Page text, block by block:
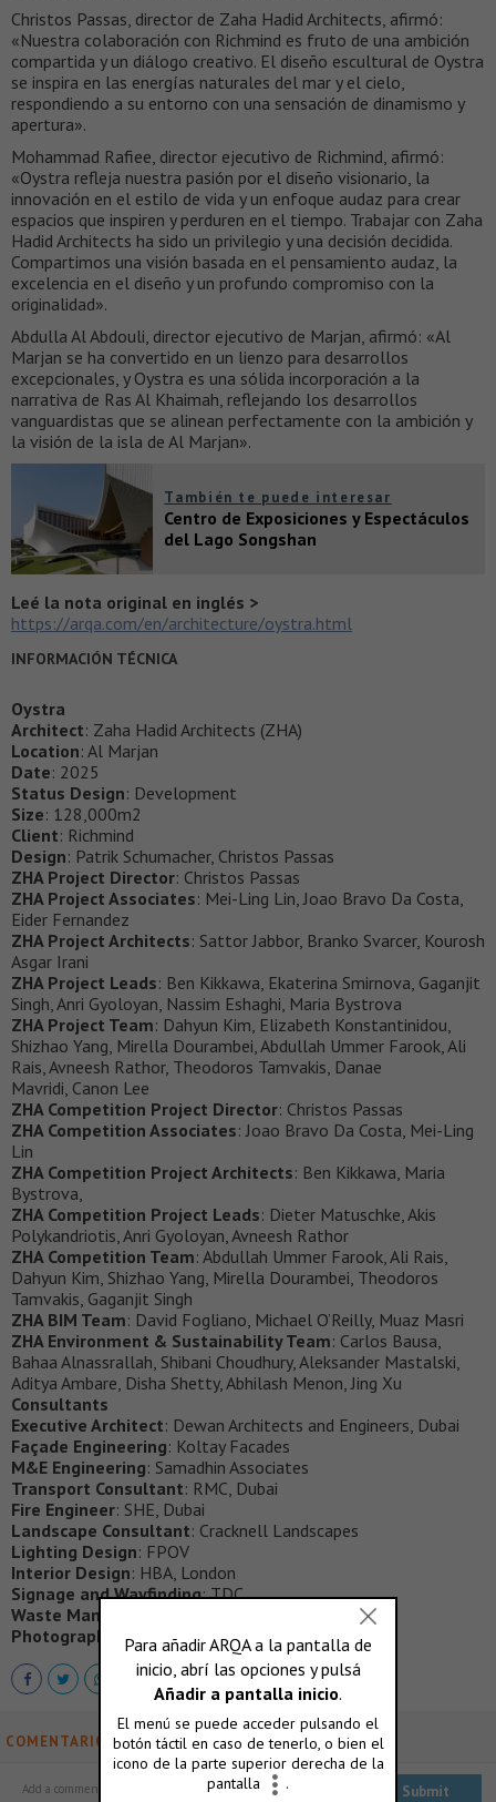
Christos Passas, director de Zaha Hadid Architects, afirmó:
«Nuestra colaboración con Richmind es fruto de una ambición
compartida y un diálogo creativo. El diseño escultural de Oystra
se inspira en las energías naturales del mar y el cielo,
respondiendo a su entorno con una sensación de dinamismo y
apertura».
Mohammad Rafiee, director ejecutivo de Richmind, afirmó:
«Oystra refleja nuestra pasión por el diseño visionario, la
innovación en el estilo de vida y un enfoque audaz para crear
espacios que inspiren y perduren en el tiempo. Trabajar con Zaha
Hadid Architects ha sido un privilegio y una decisión decidida.
Compartimos una visión basada en el pensamiento audaz, la
excelencia en el diseño y un profundo compromiso con la
originalidad».
Abdulla Al Abdouli, director ejecutivo de Marjan, afirmó: «Al
Marjan se ha convertido en un lienzo para desarrollos
excepcionales, y Oystra es una sólida incorporación a la
narrativa de Ras Al Khaimah, reflejando los desarrollos
vanguardistas que se alinean perfectamente con la ambición y
la visión de la isla de Al Marjan».
También te puede interesar
Centro de Exposiciones y Espectáculos
del Lago Songshan
Leé la nota original en inglés >
https://arqa.com/en/architecture/oystra.html
INFORMACIÓN TÉCNICA
Oystra
Architect: Zaha Hadid Architects (ZHA)
Location: Al Marjan
Date: 2025
Status Design: Development
Size: 128,000m2
Client: Richmind
Design: Patrik Schumacher, Christos Passas
ZHA Project Director: Christos Passas
ZHA Project Associates: Mei-Ling Lin, Joao Bravo Da Costa,
Eider Fernandez
ZHA Project Architects: Sattor Jabbor, Branko Svarcer, Kourosh
Asgar Irani
ZHA Project Leads: Ben Kikkawa, Ekaterina Smirnova, Gaganjit
Singh, Anri Gyoloyan, Nassim Eshaghi, Maria Bystrova
ZHA Project Team: Dahyun Kim, Elizabeth Konstantinidou,
Shizhao Yang, Mirella Dourambei, Abdullah Ummer Farook, Ali
Rais, Avneesh Rathor, Theodoros Tamvakis, Danae
Mavridi, Canon Lee
ZHA Competition Project Director: Christos Passas
ZHA Competition Associates: Joao Bravo Da Costa, Mei-Ling
Lin
ZHA Competition Project Architects: Ben Kikkawa, Maria
Bystrova,
ZHA Competition Project Leads: Dieter Matuschke, Akis
Polykandriotis, Anri Gyoloyan, Avneesh Rathor
ZHA Competition Team: Abdullah Ummer Farook, Ali Rais,
Dahyun Kim, Shizhao Yang, Mirella Dourambei, Theodoros
Tamvakis, Gaganjit Singh
ZHA BIM Team: David Fogliano, Michael O’Reilly, Muaz Masri
ZHA Environment & Sustainability Team: Carlos Bausa,
Bahaa Alnassrallah, Shibani Choudhury, Aleksander Mastalski,
Aditya Ambare, Disha Shetty, Abhilash Menon, Jing Xu
Consultants
Executive Architect: Dewan Architects and Engineers, Dubai
Façade Engineering: Koltay Facades
M&E Engineering: Samadhin Associates
Transport Consultant: RMC, Dubai
Fire Engineer: SHE, Dubai
Landscape Consultant: Cracknell Landscapes
Lighting Design: FPOV
Interior Design: HBA, London
Signage and Wayfinding: TDC
Waste Management
Photography
: Zaha Hadid Architects (ZHA)
COMENTARIOS